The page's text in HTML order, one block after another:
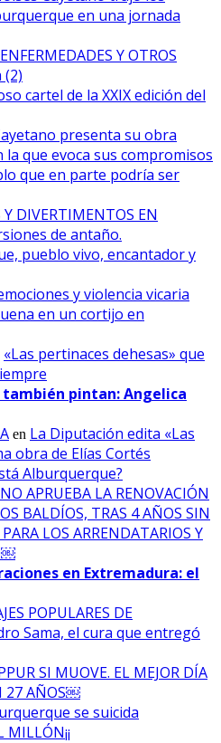
en una jornada
Y OTROS
(2)
cartel de la XXIX edición del
presenta su obra
la que evoca sus compromisos
que en parte podría ser
Y DIVERTIMENTOS EN
de antaño.
pueblo vivo, encantador y
y violencia vicaria
en un cortijo en
«Las pertinaces dehesas» que
también pintan: Angelica
en La Diputación edita «Las
obra de Elías Cortés
Alburquerque?
APRUEBA LA RENOVACIÓN
BALDÍOS, TRAS 4 AÑOS SIN
LOS ARRENDATARIOS Y
en Extremadura: el
POPULARES DE
Sama, el cura que entregó
SI MUOVE. EL MEJOR DÍA
27 AÑOS￼
se suicida
MILLÓN¡¡